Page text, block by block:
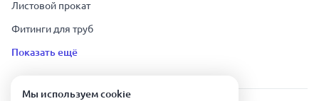
Листовой прокат
Фитинги для труб
Показать ещё
Мы используем сookie